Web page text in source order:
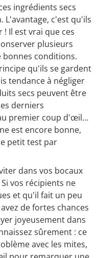
ingrédients secs
L'avantage, c'est qu'ils
Il est vrai que ces
plusieurs
bonnes conditions.
qu'ils se gardent
tendance à négliger
secs peuvent être
derniers
premier coup d'œil…
est encore bonne,
petit test par
dans vos bocaux
vos récipients ne
et qu'il fait un peu
de fortes chances
joyeusement dans
sûrement : ce
avec les mites,